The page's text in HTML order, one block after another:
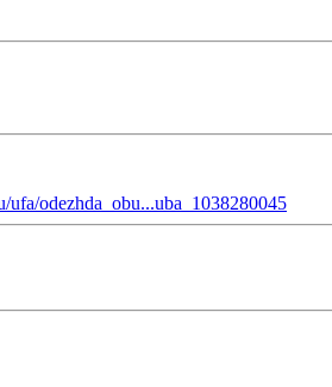
odezhda_obu...uba_1038280045